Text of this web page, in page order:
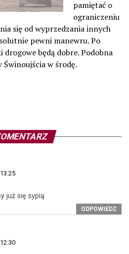
pamiętać o
ograniczeniu
się od wyprzedzania innych
pewni manewru. Po
drogowe będą dobre. Podobna
Świnoujścia w środę.
już się sypią
ODPOWIEDZ